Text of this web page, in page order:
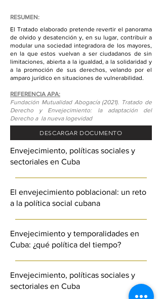
RESUMEN:
El Tratado elaborado pretende revertir el panorama
de olvido y desatención y, en su lugar, contribuir a
modular una sociedad integradora de los mayores,
en la que estos vuelvan a ser ciudadanos de sin
limitaciones, abierta a la igualdad, a la solidaridad y
a la promoción de sus derechos, velando por el
amparo jurídico en situaciones de vulnerabilidad.
REFERENCIA APA:
Fundación Mutualidad Abogacía (2021). Tratado de
Derecho y Envejecimiento: la adaptación del
Derecho a la nueva logevidad
DESCARGAR DOCUMENTO
Envejecimiento, políticas sociales y
sectoriales en Cuba
El envejecimiento poblacional: un reto
a la política social cubana
Envejecimiento y temporalidades en
Cuba: ¿qué política del tiempo?
Envejecimiento, políticas sociales y
sectoriales en Cuba